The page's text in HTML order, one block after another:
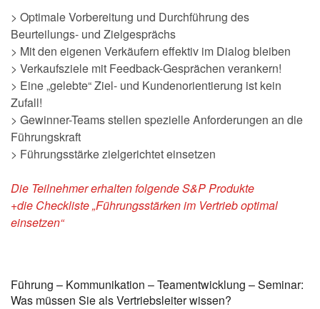
> Optimale Vorbereitung und Durchführung des
Beurteilungs- und Zielgesprächs
> Mit den eigenen Verkäufern effektiv im Dialog bleiben
> Verkaufsziele mit Feedback-Gesprächen verankern!
> Eine „gelebte“ Ziel- und Kundenorientierung ist kein
Zufall!
> Gewinner-Teams stellen spezielle Anforderungen an die
Führungskraft
> Führungsstärke zielgerichtet einsetzen
Die Teilnehmer erhalten folgende S&P Produkte
+die Checkliste „Führungsstärken im Vertrieb optimal
einsetzen“
Führung – Kommunikation – Teamentwicklung – Seminar:
Was müssen Sie als Vertriebsleiter wissen?